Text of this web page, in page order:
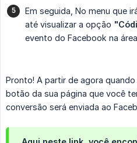
Em seguida, No menu que
até visualizar a opção
evento do Facebook na
Pronto! A partir de agora
botão da sua página que você
conversão será enviada ao